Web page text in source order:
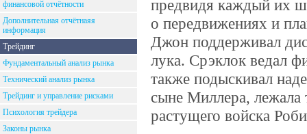
финансовой отчётности
Дополнительная отчётнаяя
информация
Трейдинг
Фундаментальный анализ рынка
Технический анализ рынка
Трейдинг и управление рисками
Психология трейдера
Законы рынка
предвидя каждый их
о передвижениях и
Джон поддерживал
лука. Срэклок ведал
также подыскивал
сыне Миллера, лежала
растущего войска